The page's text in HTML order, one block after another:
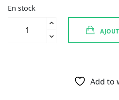
En stock
Add to